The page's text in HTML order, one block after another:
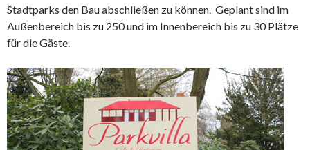
Stadtparks den Bau abschließen zu können. Geplant sind im
Außenbereich bis zu 250 und im Innenbereich bis zu 30 Plätze
für die Gäste.